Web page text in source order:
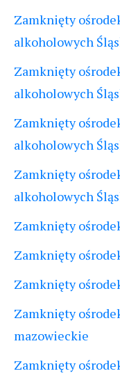
Zamknięty
alkoholowych
Zamknięty
alkoholowych
Zamknięty
alkoholowych
Zamknięty
alkoholowych
Zamknięty
Zamknięty
Zamknięty
Zamknięty
mazowieckie
Zamknięty